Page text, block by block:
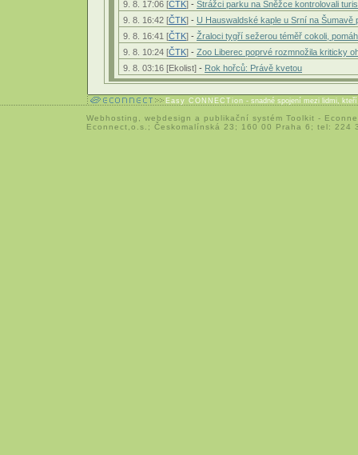
9. 8. 17:06 [ČTK] - Strážci parku na Sněžce kontrolovali
9. 8. 16:42 [ČTK] - U Hauswaldské kaple u Srní na
9. 8. 16:41 [ČTK] - Žraloci tygří sežerou téměř cokoli,
9. 8. 10:24 [ČTK] - Zoo Liberec poprvé rozmnožila kriticky
9. 8. 03:16 [Ekolist] - Rok hořců: Právě kvetou
Easy CONNECTion - snadné spojení mezi lidmi,
Webhosting webdesign a publikační systém Toolkit -
Econnect,o.s.; Českomalínská 23; 160 00 Praha 6; tel: 224